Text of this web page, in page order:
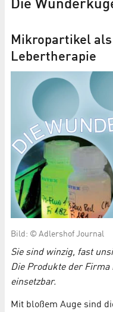
Die
Mikropartikel
Lebertherapie
Bild: © Adlershof Journal
Sie sind winzig, fast
Die Produkte der
einsetzbar.
Mit bloßem Auge sind